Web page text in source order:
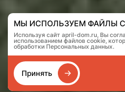
МЫ ИСПОЛЬЗУЕМ ФАЙЛЫ
Используя сайт april-dom.ru, Вы
использованием файлов cookie,
обработки Персональных данных.
Принять